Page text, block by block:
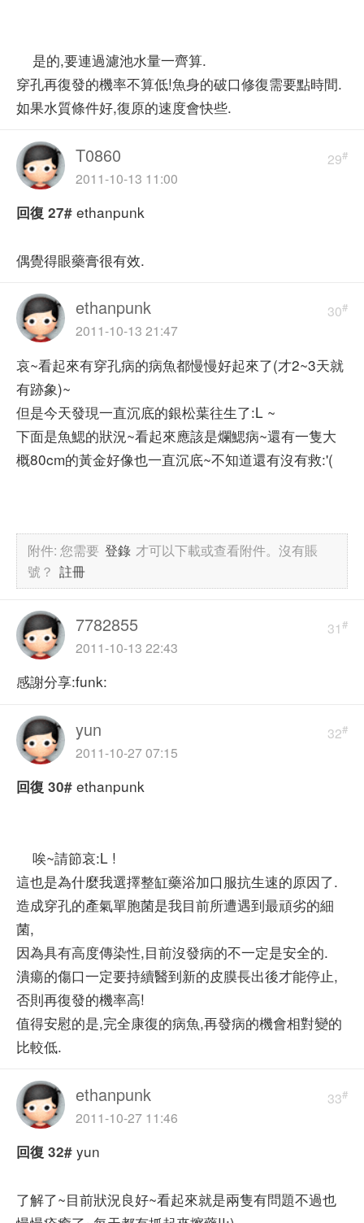
是的,要連過濾池水量一齊算.
穿孔再復發的機率不算低!魚身的破口修復需要點時間.
如果水質條件好,復原的速度會快些.
29#
T0860
2011-10-13 11:00
回復 27# ethanpunk
偶覺得眼藥膏很有效.
30#
ethanpunk
2011-10-13 21:47
哀~看起來有穿孔病的病魚都慢慢好起來了(才2~3天就
有跡象)~
但是今天發現一直沉底的銀松葉往生了:L ~
下面是魚鰓的狀況~看起來應該是爛鰓病~還有一隻大
概80cm的黃金好像也一直沉底~不知道還有沒有救:'(
附件:您需要 登錄 才可以下載或查看附件。沒有賬
號？ 註冊
31#
7782855
2011-10-13 22:43
感謝分享:funk:
32#
yun
2011-10-27 07:15
回復 30# ethanpunk
唉~請節哀:L !
這也是為什麼我選擇整缸藥浴加口服抗生速的原因了.
造成穿孔的產氣單胞菌是我目前所遭遇到最頑劣的細
菌,
因為具有高度傳染性,目前沒發病的不一定是安全的.
潰瘍的傷口一定要持續醫到新的皮膜長出後才能停止,
否則再復發的機率高!
值得安慰的是,完全康復的病魚,再發病的機會相對變的
比較低.
33#
ethanpunk
2011-10-27 11:46
回復 32# yun
了解了~目前狀況良好~看起來就是兩隻有問題不過也